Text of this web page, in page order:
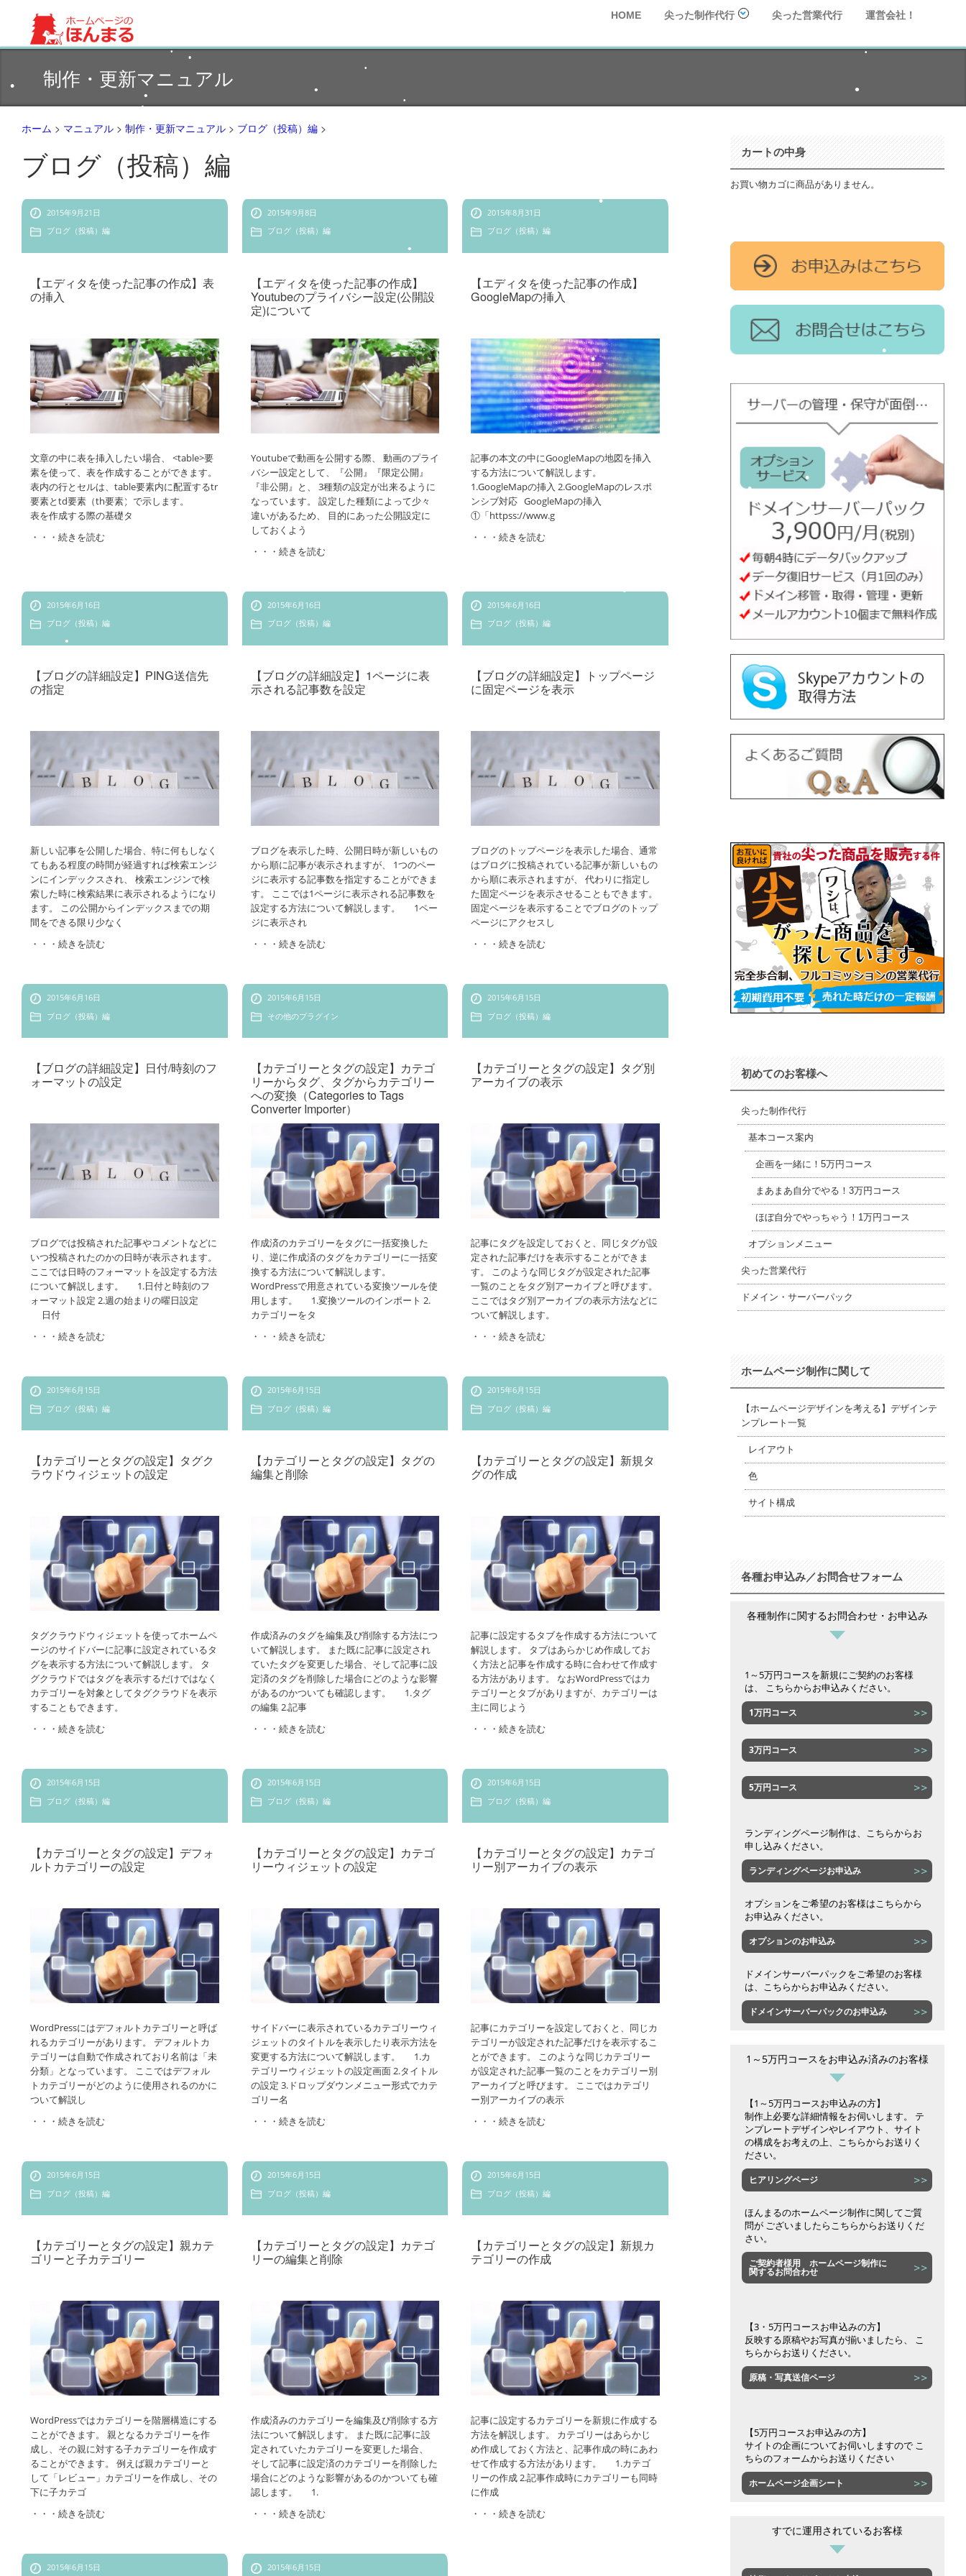
ホームページ制作サイト(・ω・U)
HOME 尖った制作代行 尖った営業代行 運営会社！
制作・更新マニュアル
ホーム > マニュアル > 制作・更新マニュアル > ブログ（投稿）編 >
ブログ（投稿）編
2015年9月21日
ブログ（投稿）編
【エディタを使った記事の作成】表
の挿入
文章の中に表を挿入したい場合、 <table>要
素を使って、表を作成することができます。
表内の行とセルは、table要素内に配置するtr
要素とtd要素（th要素）で示します。
表を作成する際の基礎タ
・・・続きを読む
2015年9月8日
ブログ（投稿）編
【エディタを使った記事の作成】
Youtubeのプライバシー設定(公開設
定)について
Youtubeで動画を公開する際、 動画のプライ
バシー設定として、『公開』『限定公開』
『非公開』と、 3種類の設定が出来るように
なっています。 設定した種類によって少々
違いがあるため、 目的にあった公開設定に
しておくよう
・・・続きを読む
2015年8月31日
ブログ（投稿）編
【エディタを使った記事の作成】
GoogleMapの挿入
記事の本文の中にGoogleMapの地図を挿入
する方法について解説します。
1.GoogleMapの挿入 2.GoogleMapのレスポ
ンシブ対応 GoogleMapの挿入
①「httpss://www.g
・・・続きを読む
2015年6月16日
ブログ（投稿）編
【ブログの詳細設定】PING送信先
の指定
新しい記事を公開した場合、特に何もしなく
てもある程度の時間が経過すれば検索エンジ
ンにインデックスされ、 検索エンジンで検
索した時に検索結果に表示されるようになり
ます。 この公開からインデックスまでの期
間をできる限り少なく
・・・続きを読む
2015年6月16日
ブログ（投稿）編
【ブログの詳細設定】1ページに表
示される記事数を設定
ブログを表示した時、公開日時が新しいもの
から順に記事が表示されますが、 1つのペー
ジに表示する記事数を指定することができま
す。 ここでは1ページに表示される記事数を
設定する方法について解説します。 1ペー
ジに表示され
・・・続きを読む
2015年6月16日
ブログ（投稿）編
【ブログの詳細設定】トップページ
に固定ページを表示
ブログのトップページを表示した場合、通常
はブログに投稿されている記事が新しいもの
から順に表示されますが、 代わりに指定し
た固定ページを表示させることもできます。
固定ページを表示することでブログのトップ
ページにアクセスし
・・・続きを読む
2015年6月16日
ブログ（投稿）編
【ブログの詳細設定】日付/時刻のフ
ォーマットの設定
ブログでは投稿された記事やコメントなどに
いつ投稿されたのかの日時が表示されます。
ここでは日時のフォーマットを設定する方法
について解説します。 1.日付と時刻のフ
ォーマット設定 2.週の始まりの曜日設定
日付
・・・続きを読む
2015年6月15日
その他のプラグイン
【カテゴリーとタグの設定】カテゴ
リーからタグ、タグからカテゴリー
への変換（Categories to Tags
Converter Importer）
作成済のカテゴリーをタグに一括変換した
り、逆に作成済のタグをカテゴリーに一括変
換する方法について解説します。
WordPressで用意されている変換ツールを使
用します。 1.変換ツールのインポート 2.
カテゴリーをタ
・・・続きを読む
2015年6月15日
ブログ（投稿）編
【カテゴリーとタグの設定】タグ別
アーカイブの表示
記事にタグを設定しておくと、同じタグが設
定された記事だけを表示することができま
す。 このような同じタグが設定された記事
一覧のことをタグ別アーカイブと呼びます。
ここではタグ別アーカイブの表示方法などに
ついて解説します。
・・・続きを読む
2015年6月15日
ブログ（投稿）編
【カテゴリーとタグの設定】タグク
ラウドウィジェットの設定
タグクラウドウィジェットを使ってホームペ
ージのサイドバーに記事に設定されているタ
グを表示する方法について解説します。 タ
グクラウドではタグを表示するだけではなく
カテゴリーを対象としてタグクラウドを表示
することもできます。
・・・続きを読む
2015年6月15日
ブログ（投稿）編
【カテゴリーとタグの設定】タグの
編集と削除
作成済みのタグを編集及び削除する方法につ
いて解説します。 また既に記事に設定され
ていたタグを変更した場合、そして記事に設
定済のタグを削除した場合にどのような影響
があるのかついても確認します。 1.タグ
の編集 2.記事
・・・続きを読む
2015年6月15日
ブログ（投稿）編
【カテゴリーとタグの設定】新規タ
グの作成
記事に設定するタブを作成する方法について
解説します。 タブはあらかじめ作成してお
く方法と記事を作成する時に合わせて作成す
る方法があります。 なおWordPressではカ
テゴリーとタブがありますが、カテゴリーは
主に同じよう
・・・続きを読む
2015年6月15日
ブログ（投稿）編
【カテゴリーとタグの設定】デフォ
ルトカテゴリーの設定
WordPressにはデフォルトカテゴリーと呼ば
れるカテゴリーがあります。 デフォルトカ
テゴリーは自動で作成されており名前は「未
分類」となっています。 ここではデフォル
トカテゴリーがどのように使用されるのかに
ついて解説し
・・・続きを読む
2015年6月15日
ブログ（投稿）編
【カテゴリーとタグの設定】カテゴ
リーウィジェットの設定
サイドバーに表示されているカテゴリーウィ
ジェットのタイトルを表示したり表示方法を
変更する方法について解説します。 1.カ
テゴリーウィジェットの設定画面 2.タイトル
の設定 3.ドロップダウンメニュー形式でカテ
ゴリー名
・・・続きを読む
2015年6月15日
ブログ（投稿）編
【カテゴリーとタグの設定】カテゴ
リー別アーカイブの表示
記事にカテゴリーを設定しておくと、同じカ
テゴリーが設定された記事だけを表示するこ
とができます。 このような同じカテゴリー
が設定された記事一覧のことをカテゴリー別
アーカイブと呼びます。 ここではカテゴリ
ー別アーカイブの表示
・・・続きを読む
2015年6月15日
ブログ（投稿）編
【カテゴリーとタグの設定】親カテ
ゴリーと子カテゴリー
WordPressではカテゴリーを階層構造にする
ことができます。 親となるカテゴリーを作
成し、その親に対する子カテゴリーを作成す
ることができます。 例えば親カテゴリーと
して「レビュー」カテゴリーを作成し、その
下に子カテゴ
・・・続きを読む
2015年6月15日
ブログ（投稿）編
【カテゴリーとタグの設定】カテゴ
リーの編集と削除
作成済みのカテゴリーを編集及び削除する方
法について解説します。 また既に記事に設
定されていたカテゴリーを変更した場合、
そして記事に設定済のカテゴリーを削除した
場合にどのような影響があるのかついても確
認します。 1.
・・・続きを読む
2015年6月15日
ブログ（投稿）編
【カテゴリーとタグの設定】新規カ
テゴリーの作成
記事に設定するカテゴリーを新規に作成する
方法を解説します。 カテゴリーはあらかじ
め作成しておく方法と、記事作成の時にあわ
せて作成する方法があります。 1.カテゴ
リーの作成 2.記事作成時にカテゴリーも同時
に作成
・・・続きを読む
2015年6月15日 2015年6月15日
カートの中身
お買い物カゴに商品がありません。
初めてのお客様へ
尖った制作代行
基本コース案内
企画を一緒に！5万円コース
まあまあ自分でやる！3万円コース
ほぼ自分でやっちゃう！1万円コース
オプションメニュー
尖った営業代行
ドメイン・サーバーパック
ホームページ制作に関して
【ホームページデザインを考える】デザインテ
ンプレート一覧
レイアウト
色
サイト構成
各種お申込み／お問合せフォーム
各種制作に関するお問合わせ・お申込み
1～5万円コースを新規にご契約のお客様
は、 こちらからお申込みください。
1万円コース
3万円コース
5万円コース
ランディングページ制作は、こちらからお
申し込みください。
ランディングページお申込み
オプションをご希望のお客様はこちらから
お申込みください。
オプションのお申込み
ドメインサーバーパックをご希望のお客様
は、こちらからお申込みください。
ドメインサーバーパックのお申込み
1～5万円コースをお申込み済みのお客様
【1～5万円コースお申込みの方】
制作上必要な詳細情報をお伺いします。 テ
ンプレートデザインやレイアウト、サイト
の構成をお考えの上、こちらからお送りく
ださい。
ヒアリングページ
ほんまるのホームページ制作に関してご質
問が ございましたらこちらからお送りくだ
さい。
ご契約者様用 ホームページ制作に
関するお問合わせ
【3・5万円コースお申込みの方】
反映する原稿やお写真が揃いましたら、 こ
ちらからお送りください。
原稿・写真送信ページ
【5万円コースお申込みの方】
サイトの企画についてお伺いしますので こ
ちらのフォームからお送りください
ホームページ企画シート
すでに運用されているお客様
•
•
•
•
•
•
•
•
•
•
•
•
•
•
•
•
•